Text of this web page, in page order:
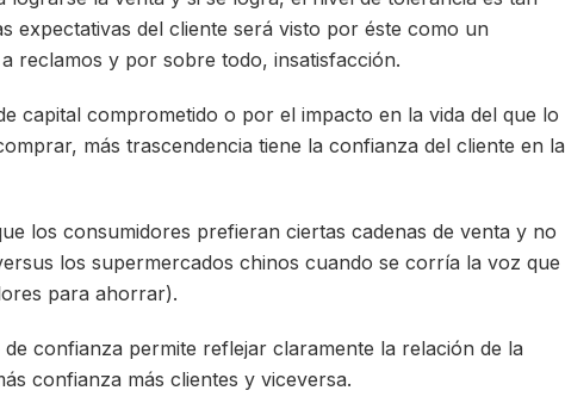
expectativas del cliente será visto por éste como un
reclamos y por sobre todo, insatisfacción.
capital comprometido o por el impacto en la vida del que lo
más trascendencia tiene la confianza del cliente en la
los consumidores prefieran ciertas cadenas de venta y no
los supermercados chinos cuando se corría la voz que
para ahorrar).
confianza permite reflejar claramente la relación de la
confianza más clientes y viceversa.